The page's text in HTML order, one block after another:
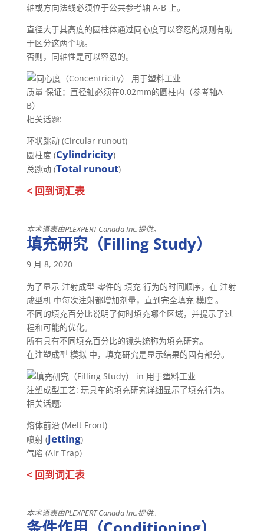
轴或方向法线必须位于公共参考轴 A-B 上。
直径大于其高度的圆柱体通过同心度可以容忍的规则有助
于区分这两个项。
否则，同轴性是可以容忍的。
质量 保证：直径轴必须在0.02mm的圆柱内（参考轴A-
B）
相关话题:
环状跳动 (Circular runout)
圆柱度 (Cylindricity)
总跳动 (Total runout)
< 回到词汇表
本术语表由PLEXPERT Canada Inc.提供。
填充研究（Filling Study）
9 月 8, 2020
为了显示 注射成型 零件的 填充 行为的时间顺序，在 注射
成型机 中每次注射都增加剂量，直到完全填充 模腔 。
不同的填充百分比说明了何时填充哪个区域，并提示了过
程和可能的优化。
所有具有不同填充百分比的镜头统称为填充研究。
在注塑成型 模拟 中，填充研究是显示结果的固有部分。
注塑成型工艺: 玩具车的填充研究详细显示了填充行为。
相关话题:
熔体前沿 (Melt Front)
喷射 (Jetting)
气陷 (Air Trap)
< 回到词汇表
本术语表由PLEXPERT Canada Inc.提供。